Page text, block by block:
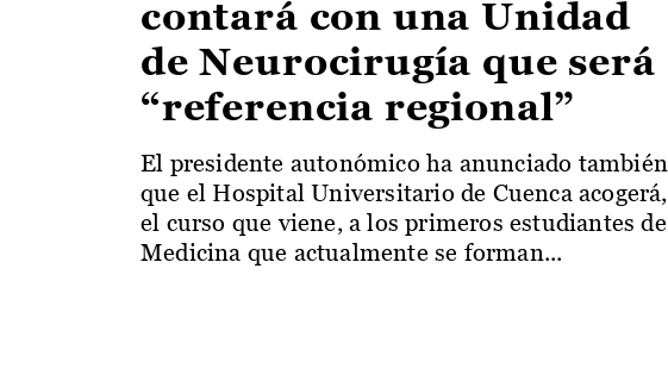
contará con una Unidad
de Neurocirugía que será
“referencia regional”
El presidente autonómico ha anunciado también
que el Hospital Universitario de Cuenca acogerá,
el curso que viene, a los primeros estudiantes de
Medicina que actualmente se forman...